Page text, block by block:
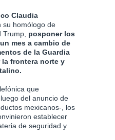
Claudia
su homólogo de
posponer los
mes a cambio de
de la Guardia
la frontera norte y
que
del anuncio de
mexicanos-, los
establecer
de seguridad y